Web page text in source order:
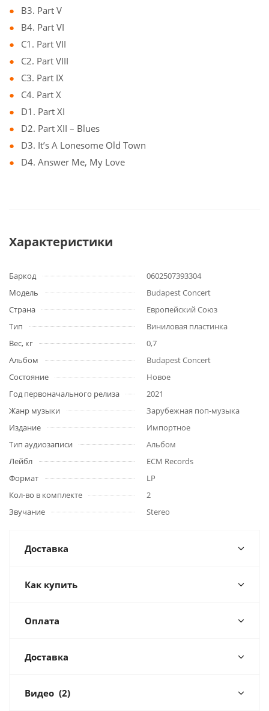
B3. Part V
B4. Part VI
C1. Part VII
C2. Part VIII
C3. Part IX
C4. Part X
D1. Part XI
D2. Part XII – Blues
D3. It’s A Lonesome Old Town
D4. Answer Me, My Love
Характеристики
Баркод
0602507393304
Модель
Budapest Concert
Страна
Европейский Союз
Тип
Виниловая пластинка
Вес, кг
0,7
Альбом
Budapest Concert
Состояние
Новое
Год первоначального релиза
2021
Жанр музыки
Зарубежная поп-музыка
Издание
Импортное
Тип аудиозаписи
Альбом
Лейбл
ECM Records
Формат
LP
Кол-во в комплекте
2
Звучание
Stereo
Доставка
Как купить
Оплата
Доставка
Видео (2)